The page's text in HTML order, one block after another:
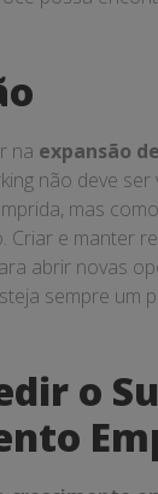
na expansão
não deve
mas
Criar e manter
abrir novas
sempre um
o